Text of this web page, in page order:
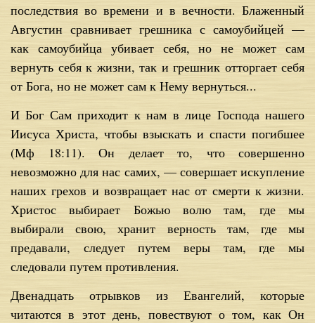
последствия во времени и в вечности. Блаженный
Августин сравнивает грешника с самоубийцей —
как самоубийца убивает себя, но не может сам
вернуть себя к жизни, так и грешник отторгает себя
от Бога, но не может сам к Нему вернуться...
И Бог Сам приходит к нам в лице Господа нашего
Иисуса Христа, чтобы взыскать и спасти погибшее
(Мф 18:11). Он делает то, что совершенно
невозможно для нас самих, — совершает искупление
наших грехов и возвращает нас от смерти к жизни.
Христос выбирает Божью волю там, где мы
выбирали свою, хранит верность там, где мы
предавали, следует путем веры там, где мы
следовали путем противления.
Двенадцать отрывков из Евангелий, которые
читаются в этот день, повествуют о том, как Он